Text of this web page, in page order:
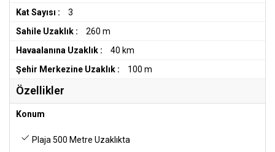
Kat Sayısı :
3
Sahile Uzaklık :
260 m
Havaalanına Uzaklık :
40 km
Şehir Merkezine Uzaklık :
100 m
Özellikler
Konum
Plaja 500 Metre Uzaklıkta